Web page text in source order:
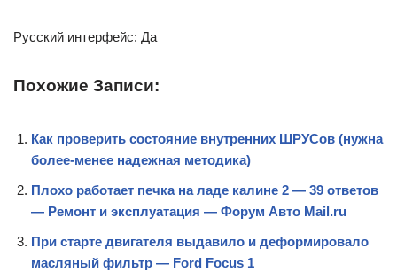
Русский интерфейс: Да
Похожие Записи:
Как проверить состояние внутренних ШРУСов (нужна
более-менее надежная методика)
Плохо работает печка на ладе калине 2 — 39 ответов
— Ремонт и эксплуатация — Форум Авто Mail.ru
При старте двигателя выдавило и деформировало
масляный фильтр — Ford Focus 1